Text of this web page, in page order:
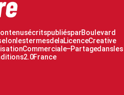
écrits publiés par Boulevard
les termes de la Licence Creative
Commerciale – Partage dans les
2.0 France